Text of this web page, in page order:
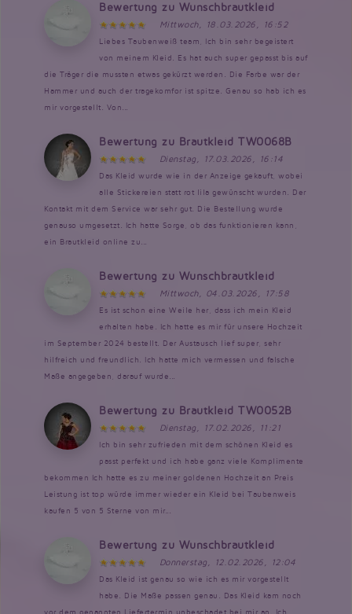
Bewertung zu Wunschbrautkleid
Mittwoch, 18.03.2026, 16:52
Liebes Taubenweiß team, Ich bin sehr begeistert
von meinem Kleid. Es hat auch super gepasst bis auf
die Träger die mussten etwas gekürzt werden. Die Farbe war der
Hammer und auch der tragekomfor ist spitze. Genau so hab ich es
mir vorgestellt. Von...
Bewertung zu Brautkleid TW0068B
Dienstag, 17.03.2026, 16:14
Das Kleid wurde wie in der Anzeige gekauft, wobei
alle Stickereien statt rot lila gewünscht wurden. Der
Kontakt mit dem Service war sehr gut. Die Bestellung wurde
genauso umgesetzt. Ich hatte Sorge, ob das funktionieren kann,
ein Brautkleid online zu...
Bewertung zu Wunschbrautkleid
Mittwoch, 04.03.2026, 17:58
Es ist schon eine Weile her, dass ich mein Kleid
erhalten habe. Ich hatte es mir für unsere Hochzeit
im September 2024 bestellt. Der Austausch lief super, sehr
hilfreich und freundlich. Ich hatte mich vermessen und falsche
Maße angegeben, darauf wurde...
Bewertung zu Brautkleid TW0052B
Dienstag, 17.02.2026, 11:21
Ich bin sehr zufrieden mit dem schönen Kleid es
passt perfekt und ich habe ganz viele Komplimente
bekommen Ich hatte es zu meiner goldenen Hochzeit an Preis
Leistung ist top würde immer wieder ein Kleid bei Taubenweis
kaufen 5 von 5 Sterne von mir...
Bewertung zu Wunschbrautkleid
Donnerstag, 12.02.2026, 12:04
Das Kleid ist genau so wie ich es mir vorgestellt
habe. Die Maße passen genau. Das Kleid kam noch
vor dem genannten Liefertermin unbeschadet bei mir an. Ich